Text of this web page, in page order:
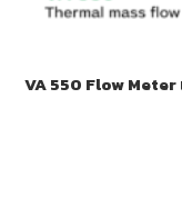
VA 550 Flow